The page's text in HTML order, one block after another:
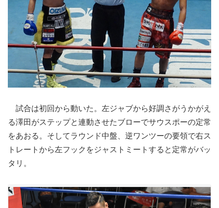
試合は初回から動いた。左ジャブから好調さがうかがえ
る澤田がステップと連動させたブローでサウスポーの定常
をあおる。そしてラウンド中盤、逆ワンツーの要領で右ス
トレートから左フックをジャストミートすると定常がバッ
タリ。